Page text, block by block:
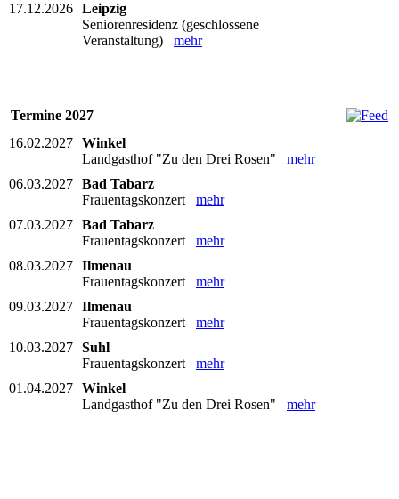
17.12.2026 Leipzig
Seniorenresidenz (geschlossene
Veranstaltung) mehr
Termine 2027
16.02.2027 Winkel
Landgasthof "Zu den Drei Rosen" mehr
06.03.2027 Bad Tabarz
Frauentagskonzert mehr
07.03.2027 Bad Tabarz
Frauentagskonzert mehr
08.03.2027 Ilmenau
Frauentagskonzert mehr
09.03.2027 Ilmenau
Frauentagskonzert mehr
10.03.2027 Suhl
Frauentagskonzert mehr
01.04.2027 Winkel
Landgasthof "Zu den Drei Rosen" mehr